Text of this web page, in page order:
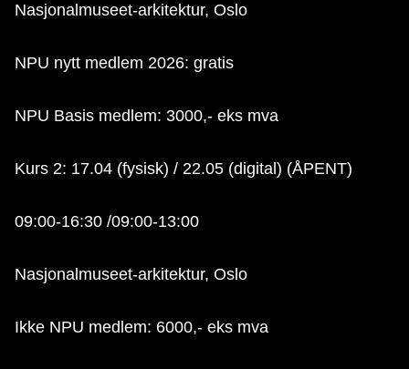
Nasjonalmuseet-arkitektur, Oslo
NPU nytt medlem 2026: gratis
NPU Basis medlem: 3000,- eks mva
Kurs 2: 17.04 (fysisk) / 22.05 (digital) (ÅPENT)
09:00-16:30 /09:00-13:00
Nasjonalmuseet-arkitektur, Oslo
Ikke NPU medlem: 6000,- eks mva